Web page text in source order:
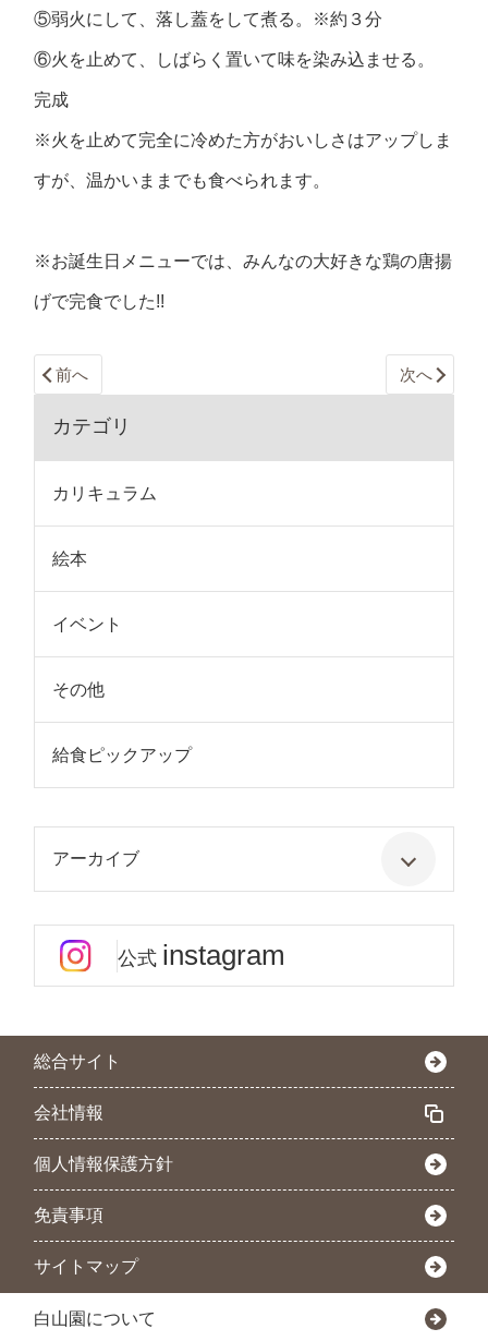
⑤弱火にして、落し蓋をして煮る。※約３分
⑥火を止めて、しばらく置いて味を染み込ませる。
完成
※火を止めて完全に冷めた方がおいしさはアップしま
すが、温かいままでも食べられます。
※お誕生日メニューでは、みんなの大好きな鶏の唐揚
げで完食でした!!
前へ 次へ
カテゴリ
カリキュラム
絵本
イベント
その他
給食ピックアップ
アーカイブ
公式 instagram
総合サイト
会社情報
個人情報保護方針
免責事項
サイトマップ
白山園について